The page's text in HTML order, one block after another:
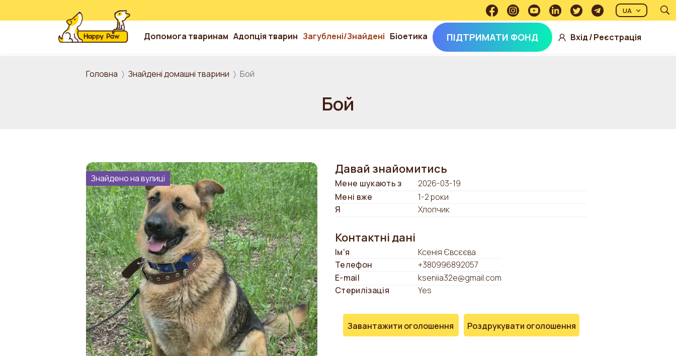
Допомога тваринам Адопція тварин Загублені/Знайдені Біоетика ПІДТРИМАТИ ФОНД Вхід/Реєстрація
UA
Головна Знайдені домашні тварини Бой
Бой
Знайдено на вулиці
Давай знайомитись
Мене шукають з
2026-03-19
Мені вже
1-2 роки
Я
Хлопчик
Контактні дані
Ім'я
Ксенія Євсєєва
Телефон
+380996892057
E-mail
kseniia32e@gmail.com
Стерилізація
Yes
Завантажити оголошення Роздрукувати оголошення